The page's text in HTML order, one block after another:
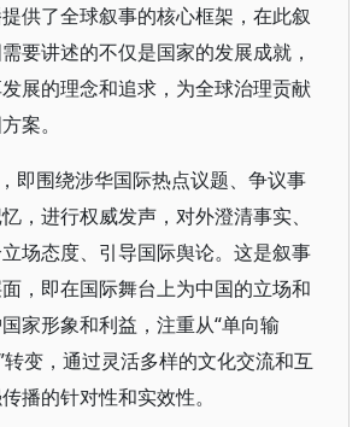
供了全球叙事的核心框架，在此叙
要讲述的不仅是国家的发展成就，
展的理念和追求，为全球治理贡献
案。
即围绕涉华国际热点议题、争议事
，进行权威发声，对外澄清事实、
场态度、引导国际舆论。这是叙事
，即在国际舞台上为中国的立场和
家形象和利益，注重从“单向输
转变，通过灵活多样的文化交流和互
播的针对性和实效性。